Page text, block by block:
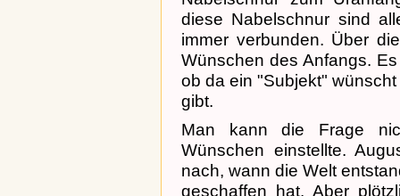
diese Nabelschnur sind
immer verbunden. Über
Wünschen des Anfangs.
ob da ein "Subjekt"
gibt.
Man kann die Frage
Wünschen einstellte.
nach, wann die Welt
geschaffen hat. Aber